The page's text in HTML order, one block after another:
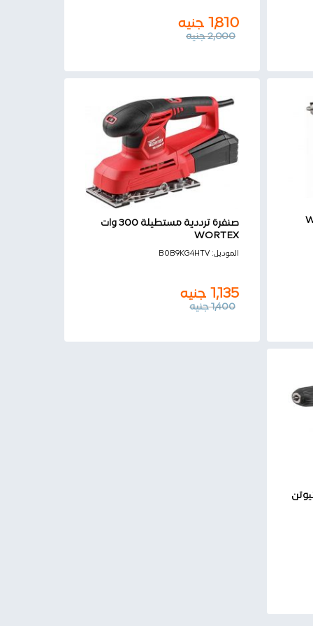
1,810 جنيه
2,000 جنيه
صنفرة ترددية مستطيلة 300 وات
WORTEX
الموديل: ‎ B0B9KG4HTV
1,135 جنيه
1,400 جنيه
1,135 جنيه
سرعتان عزم 30 نيوتن